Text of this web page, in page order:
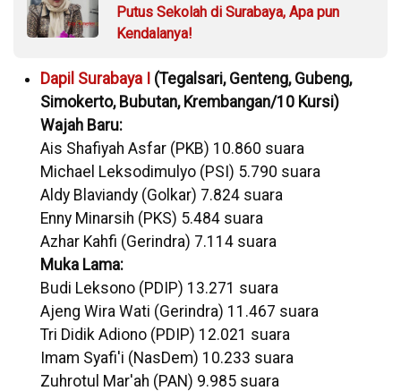
Putus Sekolah di Surabaya, Apa pun
Kendalanya!
Dapil Surabaya I (Tegalsari, Genteng, Gubeng,
Simokerto, Bubutan, Krembangan/10 Kursi)
Wajah Baru:
Ais Shafiyah Asfar (PKB) 10.860 suara
Michael Leksodimulyo (PSI) 5.790 suara
Aldy Blaviandy (Golkar) 7.824 suara
Enny Minarsih (PKS) 5.484 suara
Azhar Kahfi (Gerindra) 7.114 suara
Muka Lama:
Budi Leksono (PDIP) 13.271 suara
Ajeng Wira Wati (Gerindra) 11.467 suara
Tri Didik Adiono (PDIP) 12.021 suara
Imam Syafi'i (NasDem) 10.233 suara
Zuhrotul Mar'ah (PAN) 9.985 suara